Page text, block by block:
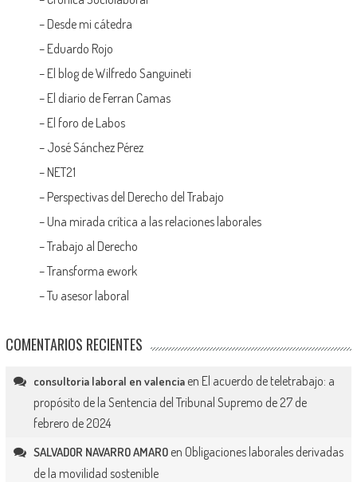
– Desde mi cátedra
– Eduardo Rojo
– El blog de Wilfredo Sanguineti
– El diario de Ferran Camas
– El foro de Labos
– José Sánchez Pérez
– NET21
– Perspectivas del Derecho del Trabajo
– Una mirada crítica a las relaciones laborales
–Trabajo al Derecho
–Transforma ework
–Tu asesor laboral
COMENTARIOS RECIENTES
consultoria laboral en valenciaen El acuerdo de teletrabajo: a
propósito de la Sentencia del Tribunal Supremo de 27 de
febrero de 2024
SALVADOR NAVARRO AMAROen Obligaciones laborales derivadas
de la movilidad sostenible